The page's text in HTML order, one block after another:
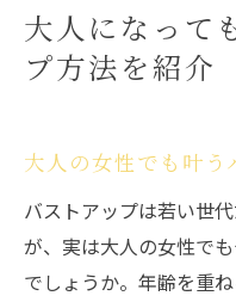
大人になって
プ方法を紹介
大人の女性でも叶う
バストアップは若い世
が、実は大人の女性で
でしょうか。年齢を重